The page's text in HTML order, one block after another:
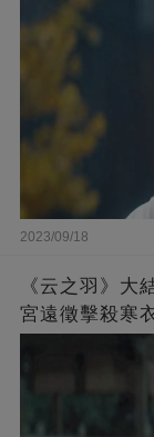
2023/09/18
《云之羽》大
宮遠徵擊殺寒